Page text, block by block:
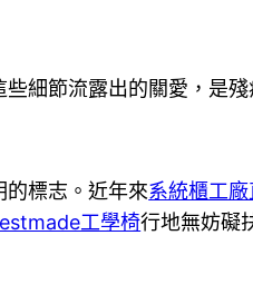
節流露出的關愛，是殘
標志。近年來系統櫃工廠
工學椅行地無妨礙